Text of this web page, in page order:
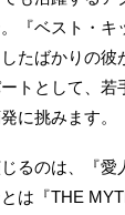
『ベスト・キ
たばかりの彼
トとして、若
に挑みます。
るのは、『愛
は『THE